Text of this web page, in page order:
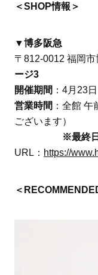
＜SHOP情報＞
▼博多阪急
〒812-0012 福岡
ージ3
開催期間 ：4月23
営業時間 ：全館
ございます）
※最終
URL： https://
＜